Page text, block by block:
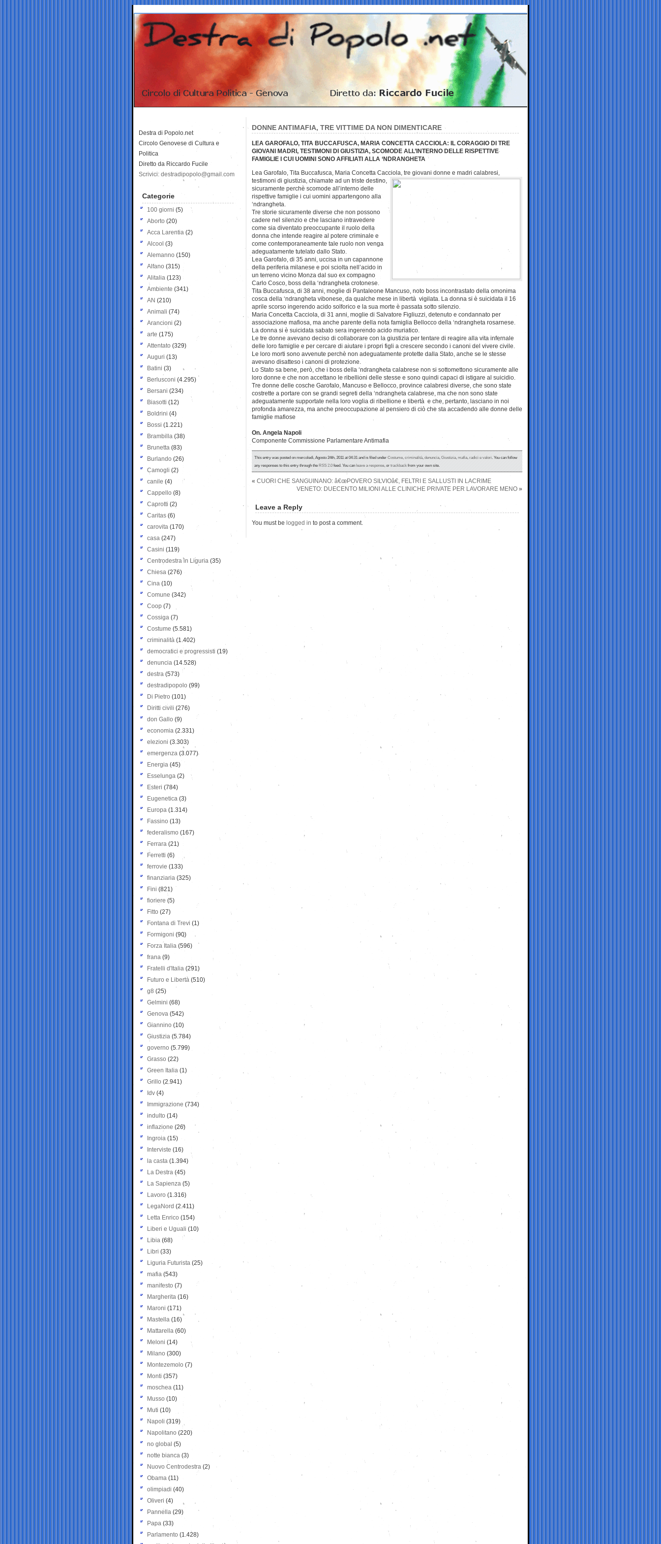
DONNE ANTIMAFIA, TRE VITTIME DA NON DIMENTICARE
LEA GAROFALO, TITA BUCCAFUSCA, MARIA CONCETTA CACCIOLA: IL CORAGGIO DI TRE
GIOVANI MADRI, TESTIMONI DI GIUSTIZIA, SCOMODE ALL’INTERNO DELLE RISPETTIVE
FAMIGLIE I CUI UOMINI SONO AFFILIATI ALLA ‘NDRANGHETA
Lea Garofalo, Tita Buccafusca, Maria Concetta Cacciola, tre giovani donne e madri calabresi,
testimoni di giustizia, chiamate ad un triste destino,
sicuramente perchè scomode all’interno delle
rispettive famiglie i cui uomini appartengono alla
‘ndrangheta.
Tre storie sicuramente diverse che non possono
cadere nel silenzio e che lasciano intravedere
come sia diventato preoccupante il ruolo della
donna che intende reagire al potere criminale e
come contemporaneamente tale ruolo non venga
adeguatamente tutelato dallo Stato.
Lea Garofalo, di 35 anni, uccisa in un capannone
della periferia milanese e poi sciolta nell’acido in
un terreno vicino Monza dal suo ex compagno
Carlo Cosco, boss della ‘ndrangheta crotonese.
Tita Buccafusca, di 38 anni, moglie di Pantaleone Mancuso, noto boss incontrastato della omonima
cosca della ‘ndrangheta vibonese, da qualche mese in libertà vigilata. La donna si è suicidata il 16
aprile scorso ingerendo acido solforico e la sua morte è passata sotto silenzio.
Maria Concetta Cacciola, di 31 anni, moglie di Salvatore Figliuzzi, detenuto e condannato per
associazione mafiosa, ma anche parente della nota famiglia Bellocco della ‘ndrangheta rosarnese.
La donna si è suicidata sabato sera ingerendo acido muriatico.
Le tre donne avevano deciso di collaborare con la giustizia per tentare di reagire alla vita infernale
delle loro famiglie e per cercare di aiutare i propri figli a crescere secondo i canoni del vivere civile.
Le loro morti sono avvenute perchè non adeguatamente protette dalla Stato, anche se le stesse
avevano disatteso i canoni di protezione.
Lo Stato sa bene, però, che i boss della ‘ndrangheta calabrese non si sottomettono sicuramente alle
loro donne e che non accettano le ribellioni delle stesse e sono quindi capaci di istigare al suicidio.
Tre donne delle cosche Garofalo, Mancuso e Bellocco, province calabresi diverse, che sono state
costrette a portare con se grandi segreti della ‘ndrangheta calabrese, ma che non sono state
adeguatamente supportate nella loro voglia di ribellione e libertà e che, pertanto, lasciano in noi
profonda amarezza, ma anche preoccupazione al pensiero di ciò che sta accadendo alle donne delle
famiglie mafiose
On. Angela Napoli
Componente Commissione Parlamentare Antimafia
This entry was posted on mercoledì, Agosto 24th, 2011 at 04:31 and is filed underCostume,criminalità,denuncia,Giustizia,mafia,radici e valori. You can follow
any responses to this entry through theRSS 2.0feed. You canleave a response, ortrackbackfrom your own site.
« CUORI CHE SANGUINANO: â€œPOVERO SILVIOâ€, FELTRI E SALLUSTI IN LACRIME
VENETO: DUECENTO MILIONI ALLE CLINICHE PRIVATE PER LAVORARE MENO »
Leave a Reply
You must be logged in to post a comment.
Destra di Popolo.net
Circolo Genovese di Cultura e
Politica
Diretto da Riccardo Fucile
Scrivici: destradipopolo@gmail.com
Categorie
100 giorni (5)
Aborto (20)
Acca Larentia (2)
Alcool (3)
Alemanno (150)
Alfano (315)
Alitalia (123)
Ambiente (341)
AN (210)
Animali (74)
Arancioni (2)
arte (175)
Attentato (329)
Auguri (13)
Batini (3)
Berlusconi (4.295)
Bersani (234)
Biasotti (12)
Boldrini (4)
Bossi (1.221)
Brambilla (38)
Brunetta (83)
Burlando (26)
Camogli (2)
canile (4)
Cappello (8)
Caprotti (2)
Caritas (6)
carovita (170)
casa (247)
Casini (119)
Centrodestra in Liguria (35)
Chiesa (276)
Cina (10)
Comune (342)
Coop (7)
Cossiga (7)
Costume (5.581)
criminalità (1.402)
democratici e progressisti (19)
denuncia (14.528)
destra (573)
destradipopolo (99)
Di Pietro (101)
Diritti civili (276)
don Gallo (9)
economia (2.331)
elezioni (3.303)
emergenza (3.077)
Energia (45)
Esselunga (2)
Esteri (784)
Eugenetica (3)
Europa (1.314)
Fassino (13)
federalismo (167)
Ferrara (21)
Ferretti (6)
ferrovie (133)
finanziaria (325)
Fini (821)
fioriere (5)
Fitto (27)
Fontana di Trevi (1)
Formigoni (90)
Forza Italia (596)
frana (9)
Fratelli d'Italia (291)
Futuro e Libertà (510)
g8 (25)
Gelmini (68)
Genova (542)
Giannino (10)
Giustizia (5.784)
governo (5.799)
Grasso (22)
Green Italia (1)
Grillo (2.941)
Idv (4)
Immigrazione (734)
indulto (14)
inflazione (26)
Ingroia (15)
Interviste (16)
la casta (1.394)
La Destra (45)
La Sapienza (5)
Lavoro (1.316)
LegaNord (2.411)
Letta Enrico (154)
Liberi e Uguali (10)
Libia (68)
Libri (33)
Liguria Futurista (25)
mafia (543)
manifesto (7)
Margherita (16)
Maroni (171)
Mastella (16)
Mattarella (60)
Meloni (14)
Milano (300)
Montezemolo (7)
Monti (357)
moschea (11)
Musso (10)
Muti (10)
Napoli (319)
Napolitano (220)
no global (5)
notte bianca (3)
Nuovo Centrodestra (2)
Obama (11)
olimpiadi (40)
Oliveri (4)
Pannella (29)
Papa (33)
Parlamento (1.428)